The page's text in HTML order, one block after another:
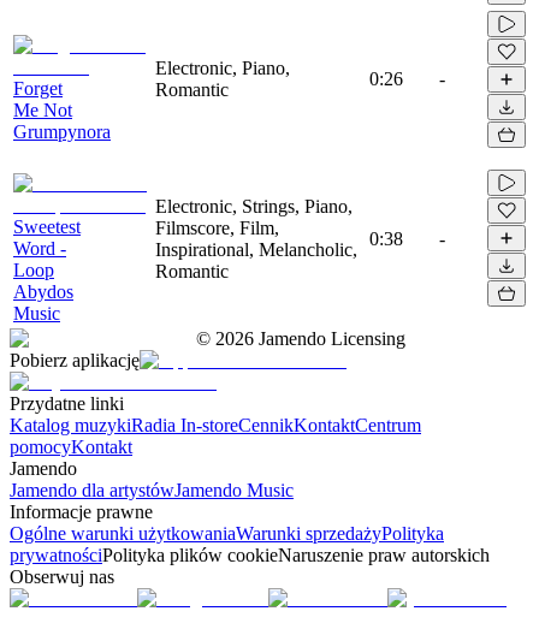
Forget
Me Not
Grumpynora
Electronic, Piano,
Romantic
0:26 -
Sweetest
Word -
Loop
Abydos
Music
Electronic, Strings, Piano,
Filmscore, Film,
Inspirational, Melancholic,
Romantic
0:38 -
© 2026 Jamendo Licensing
Pobierz aplikację
Przydatne linki
Katalog muzykiRadia In-storeCennikKontaktCentrum
pomocyKontakt
Jamendo
Jamendo dla artystówJamendo Music
Informacje prawne
Ogólne warunki użytkowaniaWarunki sprzedażyPolityka
prywatnościPolityka plików cookieNaruszenie praw autorskich
Obserwuj nas